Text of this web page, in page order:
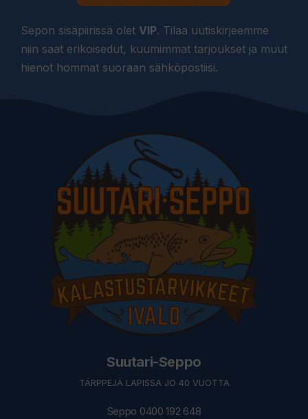
Sepon sisäpiirissä olet VIP. Tilaa uutiskirjeemme
niin saat erikoisedut, kuumimmat tarjoukset ja muut
hienot hommat suoraan sähköpostiisi.
Suutari-Seppo
TÄRPPEJÄ LAPISSA JO 40 VUOTTA
Seppo 0400 192 648